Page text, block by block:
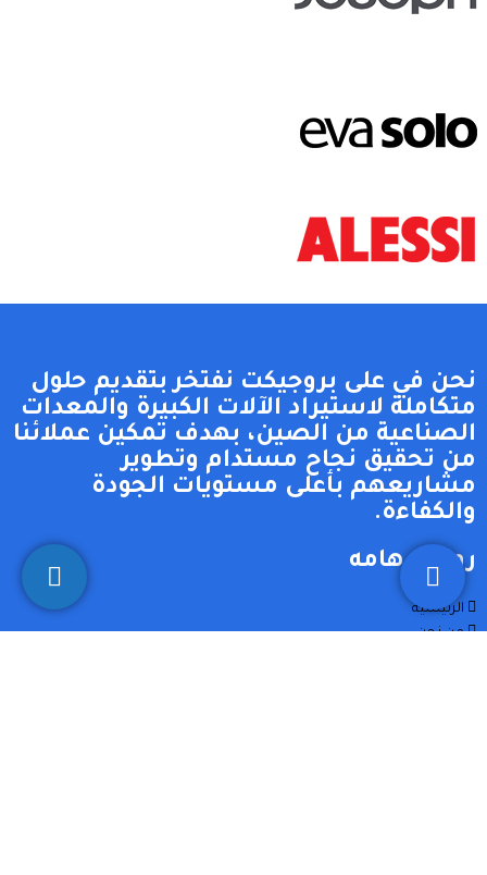
نحن في على بروجيكت نفتخر بتقديم حلول
متكاملة لاستيراد الآلات الكبيرة والمعدات
الصناعية من الصين، بهدف تمكين عملائنا
من تحقيق نجاح مستدام وتطوير
مشاريعهم بأعلى مستويات الجودة
والكفاءة.
روابط هامه
الرئيسية
من نحن